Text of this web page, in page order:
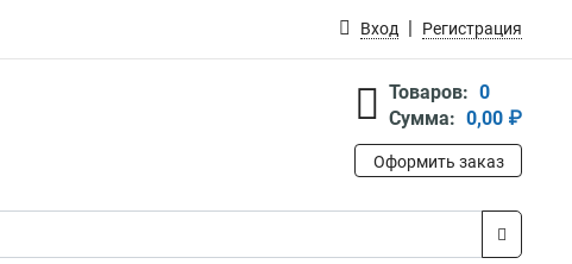
Вход Регистрация
Товаров: 0
Сумма: 0,00 ₽
Оформить заказ